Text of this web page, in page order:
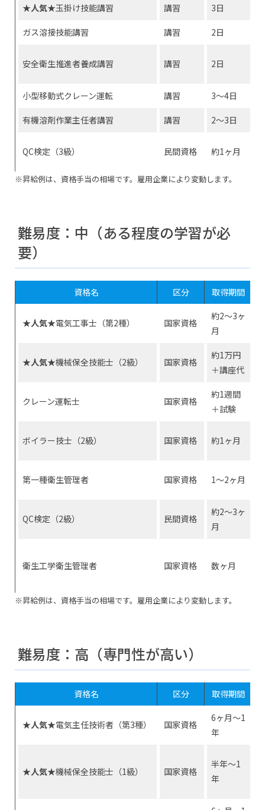
★人気★玉掛け技能講習 講習 3日
ガス溶接技能講習 講習 2日
安全衛生推進者養成講習 講習 2日
小型移動式クレーン運転 講習 3〜4日
有機溶剤作業主任者講習 講習 2〜3日
QC検定（3級） 民間資格 約1ヶ月
※昇給例は、資格手当の相場です。雇用企業により変動します。
難易度：中（ある程度の学習が必
要）
資格名 区分 取得期間
★人気★電気工事士（第2種） 国家資格
約2〜3ヶ
月
★人気★機械保全技能士（2級） 国家資格
約1万円
＋講座代
クレーン運転士 国家資格
約1週間
＋試験
ボイラー技士（2級） 国家資格 約1ヶ月
第一種衛生管理者 国家資格 1〜2ヶ月
QC検定（2級） 民間資格
約2〜3ヶ
月
衛生工学衛生管理者 国家資格 数ヶ月
※昇給例は、資格手当の相場です。雇用企業により変動します。
難易度：高（専門性が高い）
資格名 区分 取得期間
★人気★電気主任技術者（第3種） 国家資格
6ヶ月〜1
年
★人気★機械保全技能士（1級） 国家資格
半年〜1
年